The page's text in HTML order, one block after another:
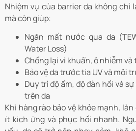
Nhiệm vụ của barrier da không chỉ
mà còn giúp:
Ngăn mất nước qua da
Water Loss)
Chống lại vi khuẩn, ô nhiễm
Bảo vệ da trước tia UV và môi
Duy trì độ ẩm, độ đàn hồi và
trên da
Khi hàng rào bảo vệ khỏe mạnh,
ít kích ứng và phục hồi nhanh.